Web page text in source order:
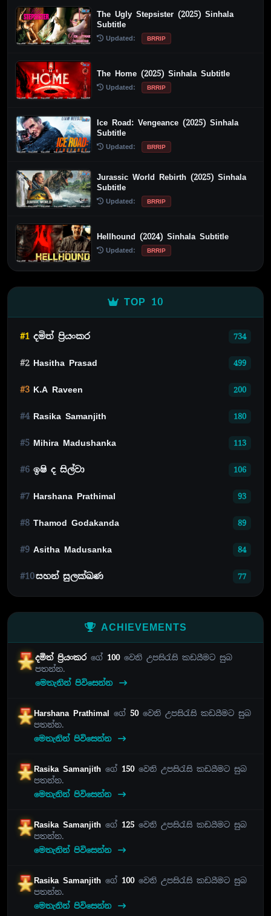
The Ugly Stepsister (2025) Sinhala
Subtitle
Updated: BRRIP
The Home (2025) Sinhala Subtitle
Updated: BRRIP
Ice Road: Vengeance (2025) Sinhala
Subtitle
Updated: BRRIP
Jurassic World Rebirth (2025) Sinhala
Subtitle
Updated: BRRIP
Hellhound (2024) Sinhala Subtitle
Updated: BRRIP
TOP 10
#1 දමිත් ප්‍රියංකර 734
#2 Hasitha Prasad 499
#3 K.A Raveen 200
#4 Rasika Samanjith 180
#5 Mihira Madushanka 113
#6 ඉෂි ද සිල්වා 106
#7 Harshana Prathimal 93
#8 Thamod Godakanda 89
#9 Asitha Madusanka 84
#10සහන් සුලක්ඛණ 77
ACHIEVEMENTS
දමිත් ප්‍රියංකරගේ 100වෙනි උපසිරැසි කඩයීමට සුබ
පතන්න.
මෙතැනින් පිවිසෙන්න
Harshana Prathimal ගේ 50වෙනි උපසිරැසි කඩයීමට සුබ
පතන්න.
මෙතැනින් පිවිසෙන්න
Rasika Samanjithගේ 150වෙනි උපසිරැසි කඩයීමට සුබ
පතන්න.
මෙතැනින් පිවිසෙන්න
Rasika Samanjithගේ 125 වෙනි උපසිරැසි කඩයීමට සුබ
පතන්න.
මෙතැනින් පිවිසෙන්න
Rasika Samanjithගේ 100වෙනි උපසිරැසි කඩයීමට සුබ
පතන්න.
මෙතැනින් පිවිසෙන්න